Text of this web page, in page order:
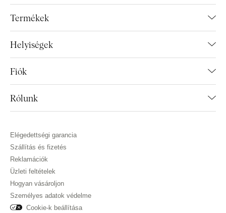
Termékek
Helyiségek
Fiók
Rólunk
Elégedettségi garancia
Szállítás és fizetés
Reklamációk
Üzleti feltételek
Hogyan vásároljon
Személyes adatok védelme
Cookie-k beállítása